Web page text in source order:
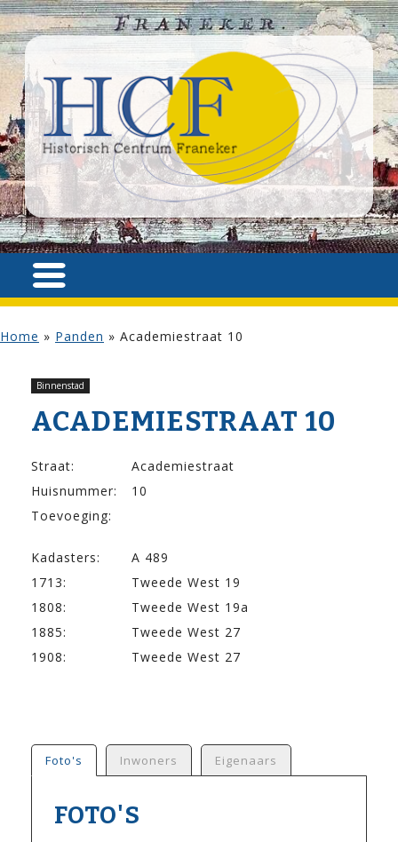
Home » Panden » Academiestraat 10
Binnenstad
ACADEMIE­STRAAT 10
Straat:
Academiestraat
Huisnummer:
10
Toevoeging:
Kadasters:
A 489
1713:
Tweede West 19
1808:
Tweede West 19a
1885:
Tweede West 27
1908:
Tweede West 27
Foto's Inwoners Eigenaars
FOTO'S